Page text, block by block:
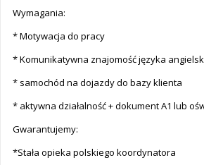
Wymagania:
* Motywacja do pracy
* Komunikatywna znajomość języka
* samochód na dojazdy do bazy klienta
* aktywna działalność + dokument A1 lub
Gwarantujemy:
*Stała opieka polskiego koordynatora